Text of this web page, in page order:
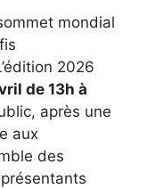
mondial
2026
de 13h à
après une
aux
des